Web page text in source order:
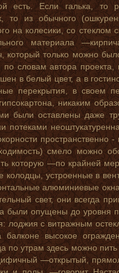
есть. Если галька, то
то из обычного
на колесики, со
материала
только можно
словам автора
в белый цвет, а в
перекрытия, в своем
никаким
были оставлены даже
пространственно
смело можно
которую —по крайней
колодцы, устроенные в
алюминиевые
свет, они всегда
были опущены до уровня
с витражным
высокое
по утрам здесь можно
—открытый,